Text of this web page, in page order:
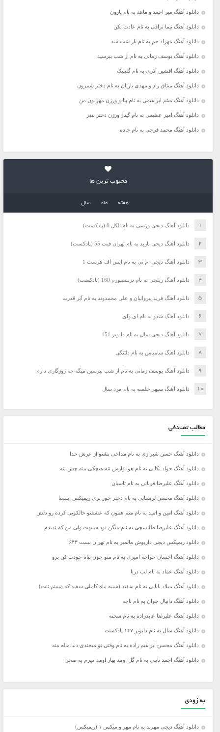
دانلود آهنگ میر احمد و ماهد به نام بارون
دانلود آهنگ نیما نراقی به نام عادت نکن
دانلود آهنگ مهراد جم به نام باز شب شد
دانلود آهنگ یوسف زمانی به نام از شب بپرسید
دانلود آهنگ افشین آذری به نام گلینیک
دانلود آهنگ میثاق راد و مهدی یاریان به نام دختر شمرون
دانلود آهنگ میثم ابراهیمی به نام پیانو ورژن مهربون من
دانلود آهنگ امیر عظیمی به نام گیتار ورژن دختر بندر
دانلود آهنگ محمد فرجی به نام جاده
محبوب ترین ها
هفته ماه سال
دانلود آهنگ دیجی ورسی به نام الکل 8 (پادکست)
دانلود آهنگ دیجی باربد به نام تهران فیت 55 (پادکست)
دانلود آهنگ دیجی ام تی به نام ایس آف هرست 1
دانلود آهنگ ریلجی به نام ترنسفورم 160 (پادکست)
دانلود آهنگ فرید پیروانیان و علی محمدوند به نام اَبَر قدرت
دانلود آهنگ شدو به نام ای وای
دانلود آهنگ دیجی سال به نام دابویز 151
دانلود آهنگ سامیاس به نام دلتنگی
دانلود آهنگ یوسف زمانی به نام از شب بپرسین میگه چه روزگاری دارم
دانلود آهنگ سپهر خلسه به نام مرد سال
مطالب تصادفی
دانلود آهنگ حسن شیرازی به نام مداحی بشنو از عرش خدا
دانلود آهنگ جواد نکایی به نام هوا وارش ننه هیچکی منه چش ننه
دانلود آهنگ علیرضا قربانی به نام تاسیان
دانلود آهنگ محسن لرستانی به نام دختر حور پری ریمیکس اینستا
دانلود آهنگ امین و امید به نام منم همون که عشقتو خالکوبی کرده رو دلش
دانلود آهنگ علیرضا طلیسچی به نام میگن بود شبیهت ولی من که ندیدم
دانلود ریمیکس دیجی داریوش مالمیر به نام تهران بست ۶۴۳
دانلود آهنگ احسان خواجه امیری به نام منو جون پناه خودت کن برو
دانلود آهنگ عماد به نام لب دریا
دانلود آهنگ میلاد بابایی به نام سفید (شبیه ماه کاملی سفید که میبینم تنت)
دانلود آهنگ دانیال جوان به نام ناجه
دانلود آهنگ علیرضا عابدزاده به نام سخته
دانلود آهنگ سال به نام دابویز ۱۴۷ پادکست
دانلود آهنگ محسن ابراهیم زاده به نام وقتی تو میخندی دنیا ماله منه
دانلود آهنگ احمد نایبی به نام گل اومد بهار اومد میرم به صحرا
به زودی
دانلود آهنگ دیجی مهربد به نام مهر و میکس ۱ (ریمیکس)